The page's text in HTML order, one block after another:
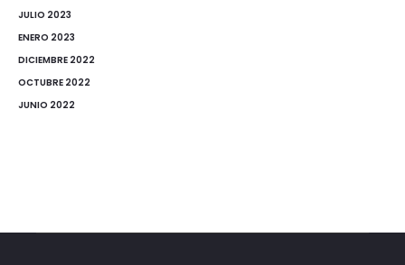
JULIO 2023
ENERO 2023
DICIEMBRE 2022
OCTUBRE 2022
JUNIO 2022